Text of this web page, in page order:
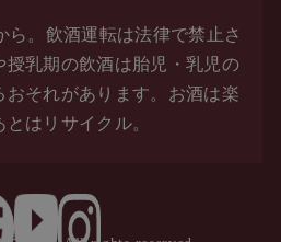
ら。飲酒運転は法律で禁止さ
授乳期の飲酒は胎児・乳児の
それがあります。お酒は楽
はリサイクル。